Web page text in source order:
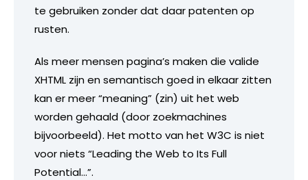
te gebruiken zonder dat daar patenten op
rusten.
Als meer mensen pagina’s maken die valide
XHTML zijn en semantisch goed in elkaar zitten
kan er meer “meaning” (zin) uit het web
worden gehaald (door zoekmachines
bijvoorbeeld). Het motto van het W3C is niet
voor niets “Leading the Web to Its Full
Potential…”.